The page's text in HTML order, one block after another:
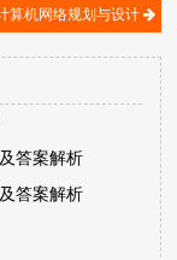
算机网络规划与设计
答案解析
答案解析